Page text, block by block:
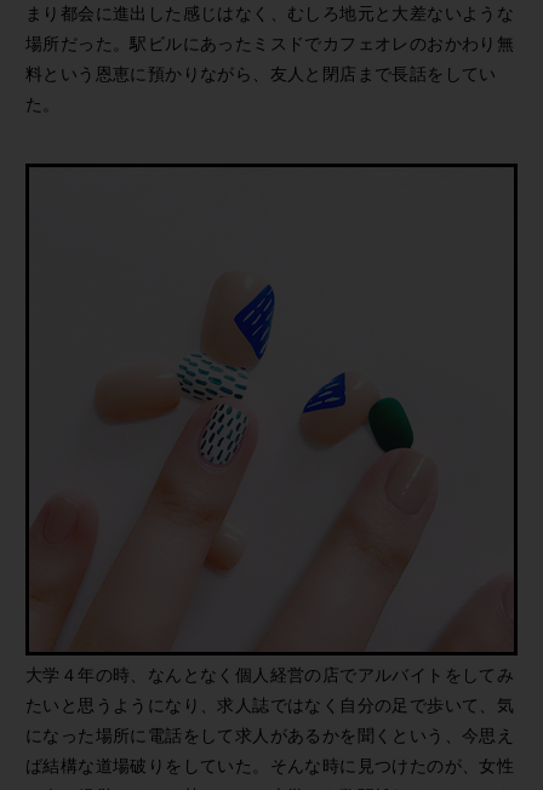
まり都会に進出した感じはなく、むしろ地元と大差ないような
場所だった。駅ビルにあったミスドでカフェオレのおかわり無
料という恩恵に預かりながら、友人と閉店まで長話をしてい
た。
大学４年の時、なんとなく個人経営の店でアルバイトをしてみ
たいと思うようになり、求人誌ではなく自分の足で歩いて、気
になった場所に電話をして求人があるかを聞くという、今思え
ば結構な道場破りをしていた。そんな時に見つけたのが、女性